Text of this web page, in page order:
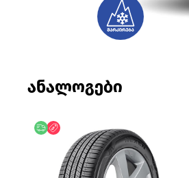
ანალოგები
უფასო მიწოდება
ფასდაკლება